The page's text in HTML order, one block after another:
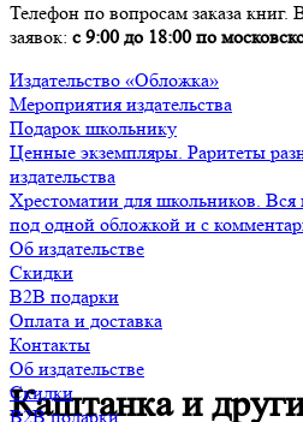
Телефон по вопросам заказа
заявок: с 9:00 до 18:00 по
Издательство «Обложка»
Мероприятия издательства
Подарок школьнику
Ценные экземпляры. Раритеты
издательства
Хрестоматии для школьников. Вся
под одной обложкой и с
Об издательстве
Скидки
B2B подарки
Оплата и доставка
Контакты
Об издательстве
Скидки
B2B подарки
Каштанка и